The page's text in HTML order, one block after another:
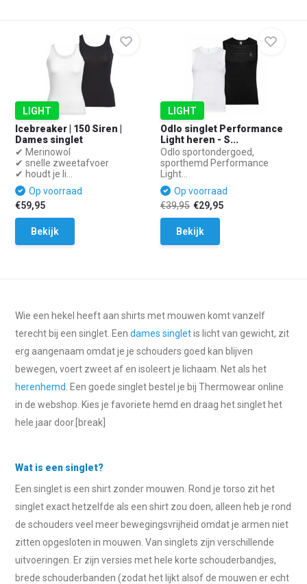
LIGHT
Icebreaker | 150 Siren |
Dames singlet
✔ Merinowol
✔ snelle zweetafvoer
✔ houdt je li...
Op voorraad
€59,95
Bekijk
LIGHT
Odlo singlet Performance
Light heren - S...
Odlo sportondergoed,
sporthemd Performance
Light...
Op voorraad
€39,95 €29,95
Bekijk
Wie een hekel heeft aan shirts met mouwen komt vanzelf
terecht bij een singlet. Eendames singletis licht van gewicht, zit
erg aangenaam omdat je je schouders goed kan blijven
bewegen, voert zweet af en isoleert je lichaam. Net als het
herenhemd
. Een goede singlet bestel je bij Thermowear online
in de webshop. Kies je favoriete hemd en draag het singlet het
hele jaar door.[break]
Wat is een singlet?
Een singlet is een shirt zonder mouwen. Rond je torso zit het
singlet exact hetzelfde als een shirt zou doen, alleen heb je rond
de schouders veel meer bewegingsvrijheid omdat je armen niet
zitten opgesloten in mouwen. Van singlets zijn verschillende
uitvoeringen. Er zijn versies met hele korte schouderbandjes,
brede schouderbanden (zodat het lijkt alsof de mouwen er echt